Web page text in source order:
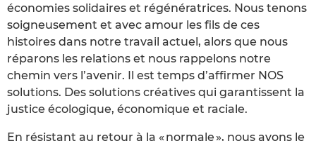
économies solidaires et régénératrices. Nous tenons
soigneusement et avec amour les fils de ces
histoires dans notre travail actuel, alors que nous
réparons les relations et nous rappelons notre
chemin vers l’avenir. Il est temps d’affirmer NOS
solutions. Des solutions créatives qui garantissent la
justice écologique, économique et raciale.
En résistant au retour à la « normale », nous avons le